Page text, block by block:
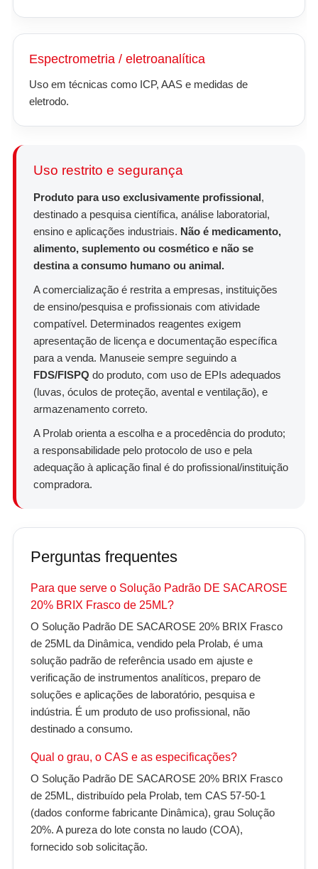
Espectrometria / eletroanalítica
Uso em técnicas como ICP, AAS e medidas de
eletrodo.
Uso restrito e segurança
Produto para uso exclusivamente profissional,
destinado a pesquisa científica, análise laboratorial,
ensino e aplicações industriais. Não é medicamento,
alimento, suplemento ou cosmético e não se
destina a consumo humano ou animal.
A comercialização é restrita a empresas, instituições
de ensino/pesquisa e profissionais com atividade
compatível. Determinados reagentes exigem
apresentação de licença e documentação específica
para a venda. Manuseie sempre seguindo a
FDS/FISPQ do produto, com uso de EPIs adequados
(luvas, óculos de proteção, avental e ventilação), e
armazenamento correto.
A Prolab orienta a escolha e a procedência do produto;
a responsabilidade pelo protocolo de uso e pela
adequação à aplicação final é do profissional/instituição
compradora.
Perguntas frequentes
Para que serve o Solução Padrão DE SACAROSE
20% BRIX Frasco de 25ML?
O Solução Padrão DE SACAROSE 20% BRIX Frasco
de 25ML da Dinâmica, vendido pela Prolab, é uma
solução padrão de referência usado em ajuste e
verificação de instrumentos analíticos, preparo de
soluções e aplicações de laboratório, pesquisa e
indústria. É um produto de uso profissional, não
destinado a consumo.
Qual o grau, o CAS e as especificações?
O Solução Padrão DE SACAROSE 20% BRIX Frasco
de 25ML, distribuído pela Prolab, tem CAS 57-50-1
(dados conforme fabricante Dinâmica), grau Solução
20%. A pureza do lote consta no laudo (COA),
fornecido sob solicitação.